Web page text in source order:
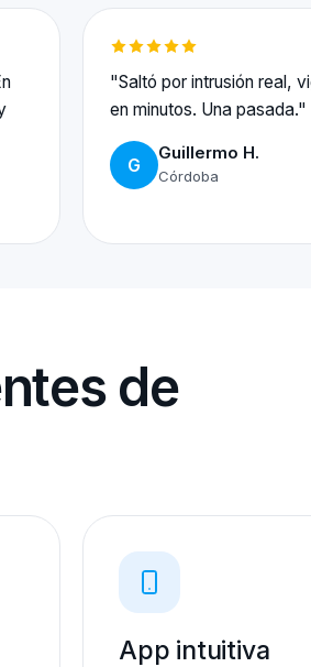
"Saltó por intrusión real,
en minutos. Una pasada."
G
Guillermo H.
Córdoba
de
App intuitiva